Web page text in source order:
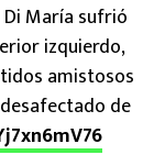
María sufrió
izquierdo,
amistosos
de